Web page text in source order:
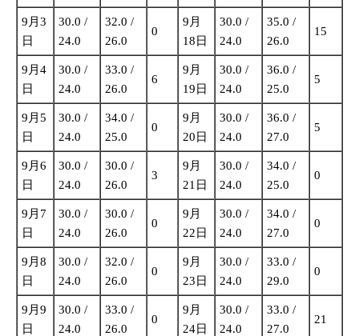
9月3
日
30.0 /
24.0
32.0 /
26.0
0
9月
18日
30.0 /
24.0
35.0 /
26.0
15
9月4
日
30.0 /
24.0
33.0 /
26.0
6
9月
19日
30.0 /
24.0
36.0 /
25.0
5
9月5
日
30.0 /
24.0
34.0 /
25.0
0
9月
20日
30.0 /
24.0
36.0 /
27.0
5
9月6
日
30.0 /
24.0
30.0 /
26.0
3
9月
21日
30.0 /
24.0
34.0 /
25.0
0
9月7
日
30.0 /
24.0
30.0 /
26.0
0
9月
22日
30.0 /
24.0
34.0 /
27.0
0
9月8
日
30.0 /
24.0
32.0 /
26.0
0
9月
23日
30.0 /
24.0
33.0 /
29.0
0
9月9
日
30.0 /
24.0
33.0 /
26.0
0
9月
24日
30.0 /
24.0
33.0 /
27.0
21